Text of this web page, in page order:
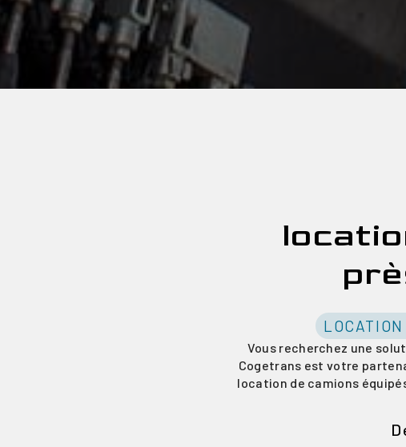
Vous recherchez une
Cogetrans est votre
location de camions